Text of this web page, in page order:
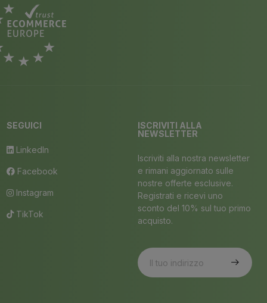
SEGUICI
LinkedIn
Facebook
Instagram
TikTok
ISCRIVITI ALLA
NEWSLETTER
Iscriviti alla nostra newsletter
e rimani aggiornato sulle
nostre offerte esclusive.
Registrati e ricevi uno
sconto del 10% sul tuo primo
acquisto.